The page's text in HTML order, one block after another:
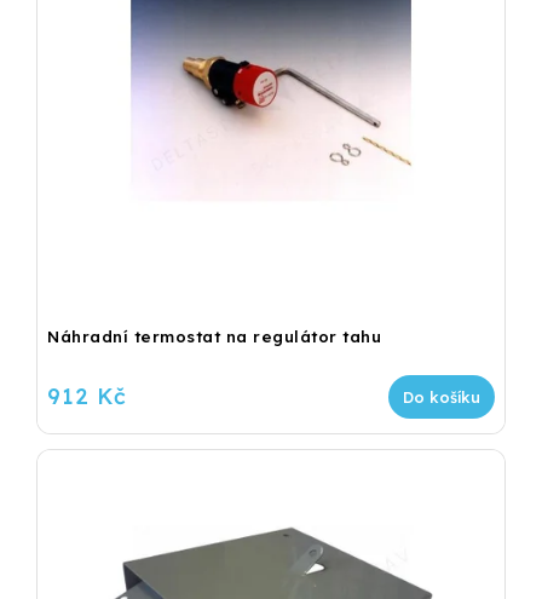
Náhradní termostat na regulátor tahu
912 Kč Do košíku